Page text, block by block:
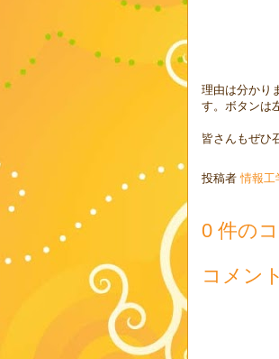
理由は分かり
す。ボタンは
皆さんもぜひ
投稿者情報工
0 件の
コメン